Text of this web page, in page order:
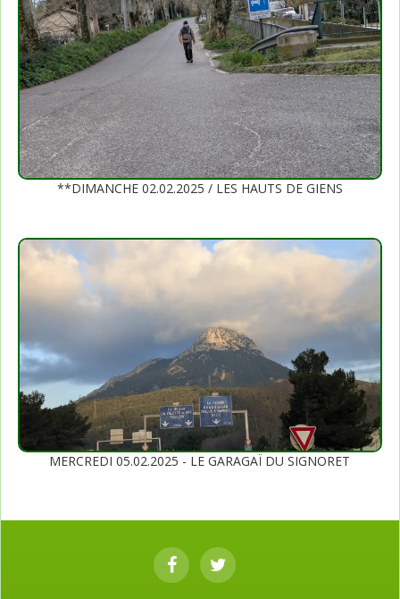
**DIMANCHE 02.02.2025 / LES HAUTS DE GIENS
MERCREDI 05.02.2025 - LE GARAGAÏ DU SIGNORET